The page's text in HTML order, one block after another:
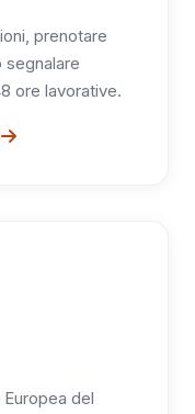
prenotare
ore lavorative.
del